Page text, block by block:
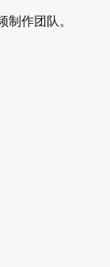
作团队。